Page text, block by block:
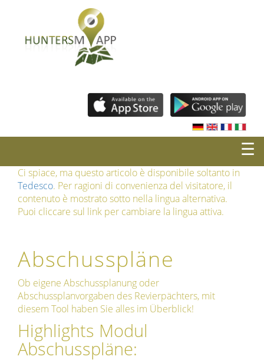
☰
Ci spiace, ma questo articolo è disponibile soltanto in
Tedesco. Per ragioni di convenienza del visitatore, il
contenuto è mostrato sotto nella lingua alternativa.
Puoi cliccare sul link per cambiare la lingua attiva.
Abschusspläne
Ob eigene Abschussplanung oder
Abschussplanvorgaben des Revierpächters, mit
diesem Tool haben Sie alles im Überblick!
Highlights Modul
Abschusspläne: